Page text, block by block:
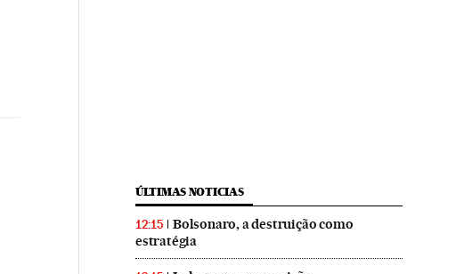
ÚLTIMAS NOTICIAS
12:15
Bolsonaro, a destruição como
estratégia